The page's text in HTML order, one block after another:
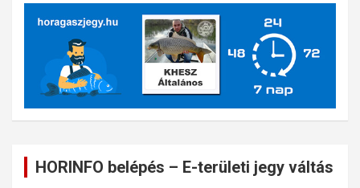
HORINFO belépés – E-területi jegy váltás